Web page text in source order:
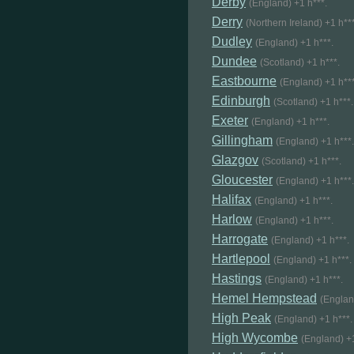
(England) +1 h***.
Derry (Northern Ireland) +1
Dudley (England) +1 h***.
Dundee (Scotland) +1 h***.
Eastbourne (England) +1
Edinburgh (Scotland) +1 h***.
Exeter (England) +1 h***.
Gillingham (England) +1 h***.
Glazgov (Scotland) +1 h***.
Gloucester (England) +1 h***.
Halifax (England) +1 h***.
Harlow (England) +1 h***.
Harrogate (England) +1 h***.
Hartlepool (England) +1 h***.
Hastings (England) +1 h***.
Hemel Hempstead
High Peak (England) +1 h***.
High Wycombe (England)